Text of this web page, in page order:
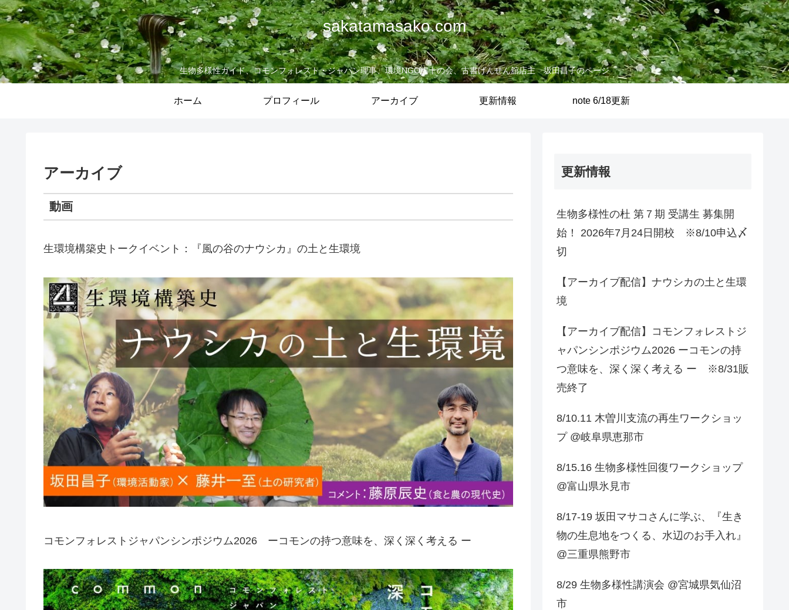
sakatamasako.com
生物多様性ガイド、コモンフォレスト・ジャパン理事、環境NGO虔十の会、古書げんせん舘店主 坂田昌子のページ
ホーム プロフィール アーカイブ 更新情報 note 6/18更新
アーカイブ
動画
生環境構築史トークイベント：『風の谷のナウシカ』の土と生環境
コモンフォレストジャパンシンポジウム2026 ーコモンの持つ意味を、深く深く考える ー
更新情報
生物多様性の杜 第７期 受講生 募集開
始！ 2026年7月24日開校 ※8/10申込〆
切
【アーカイブ配信】ナウシカの土と生環
境
【アーカイブ配信】コモンフォレストジ
ャパンシンポジウム2026 ーコモンの持
つ意味を、深く深く考える ー ※8/31販
売終了
8/10.11 木曽川支流の再生ワークショッ
プ @岐阜県恵那市
8/15.16 生物多様性回復ワークショップ
@富山県氷見市
8/17-19 坂田マサコさんに学ぶ、『生き
物の生息地をつくる、水辺のお手入れ』
@三重県熊野市
8/29 生物多様性講演会 @宮城県気仙沼
市